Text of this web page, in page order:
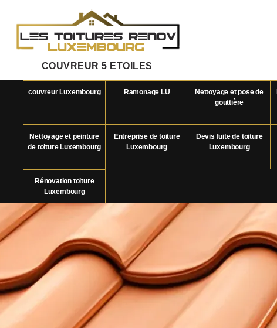
COUVREUR 5 ETOILES
couvreur Luxembourg Ramonage LU
Nettoyage et pose de
gouttière
Nettoyage et peinture
de toiture Luxembourg
Entreprise de toiture
Luxembourg
Devis fuite de toiture
Luxembourg
Rénovation toiture
Luxembourg